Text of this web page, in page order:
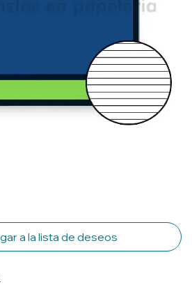
a la lista de deseos